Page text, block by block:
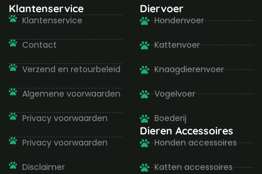
o g
t
e
r
u
b
e
Klantenservice
Klantenservice
Contact
Verzend en retourbeleid
Algemene voorwaarden
Privacy voorwaarden
Privacy voorwaarden
Disclaimer
Diervoer
Hondenvoer
Kattenvoer
Knaagdierenvoer
Vogelvoer
Boederij
Dieren Accessoires
Honden accessoires
Katten accessoires